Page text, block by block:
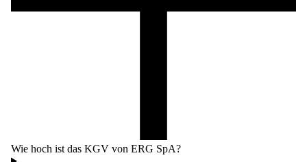
Wie hoch ist das KGV von ERG SpA?